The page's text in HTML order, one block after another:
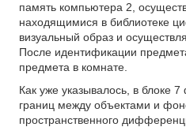
память компьютера 2,
находящимися в библиотеке
визуальный образ и
После идентификации
предмета в комнате.
Как уже указывалось, в блоке
границ между объектами и
пространственного